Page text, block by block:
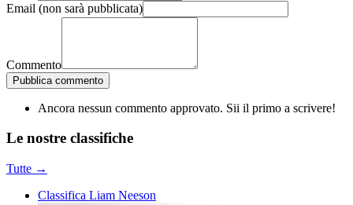
Email (non sarà pubblicata)
Commento
Pubblica commento
Ancora nessun commento approvato. Sii il primo a scrivere!
Le nostre classifiche
Tutte →
Classifica Liam Neeson